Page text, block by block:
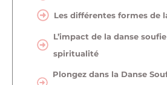
Les différentes formes de
L’impact de la danse
spiritualité
Plongez dans la Danse